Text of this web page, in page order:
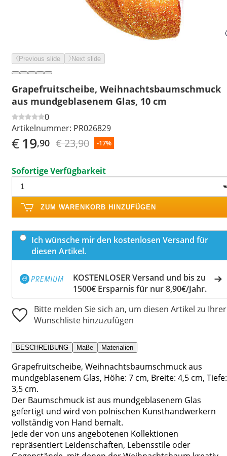
Previous slide Next slide
Grapefruitscheibe, Weihnachtsbaumschmuck
aus mundgeblasenem Glas, 10 cm
0
Artikelnummer: PR026829
€19,90 € 23,90 -17%
Sofortige Verfügbarkeit
ZUM WARENKORB HINZUFÜGEN
Ich wünsche mir den kostenlosen Versand für
diesen Artikel.
KOSTENLOSER Versand und bis zu
1500€ Ersparnis für nur 8,90€/Jahr.
Bitte melden Sie sich an, um diesen Artikel zu Ihrer
Wunschliste hinzuzufügen
BESCHREIBUNG Maße Materialien
Grapefruitscheibe, Weihnachtsbaumschmuck aus
mundgeblasenem Glas, Höhe: 7 cm, Breite: 4,5 cm, Tiefe:
3,5 cm.
Der Baumschmuck ist aus mundgeblasenem Glas
gefertigt und wird von polnischen Kunsthandwerkern
vollständig von Hand bemalt.
Jede der von uns angebotenen Kollektionen
repräsentiert Leidenschaften, Lebensstile oder